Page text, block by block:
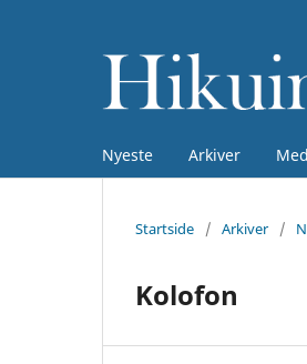
Nyeste Arkiver
Startside / Arkiver /
Kolofon